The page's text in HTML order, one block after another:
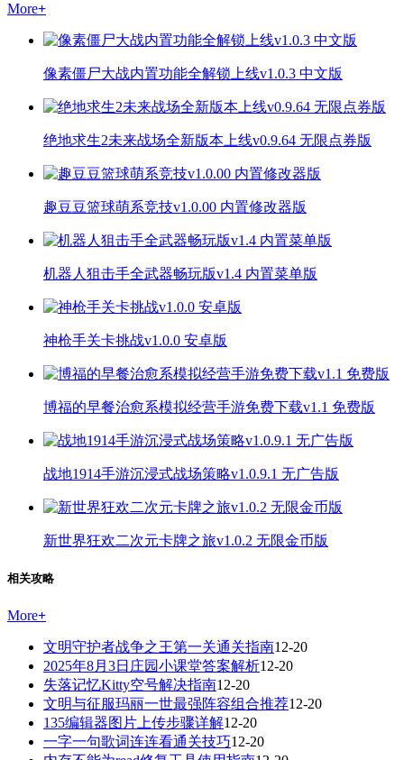
More+
像素僵尸大战内置功能全解锁上线v1.0.3 中文版
绝地求生2未来战场全新版本上线v0.9.64 无限点券版
趣豆豆篮球萌系竞技v1.0.00 内置修改器版
机器人狙击手全武器畅玩版v1.4 内置菜单版
神枪手关卡挑战v1.0.0 安卓版
博福的早餐治愈系模拟经营手游免费下载v1.1 免费版
战地1914手游沉浸式战场策略v1.0.9.1 无广告版
新世界狂欢二次元卡牌之旅v1.0.2 无限金币版
相关攻略
More+
文明守护者战争之王第一关通关指南12-20
2025年8月3日庄园小课堂答案解析12-20
失落记忆Kitty空号解决指南12-20
文明与征服玛丽一世最强阵容组合推荐12-20
135编辑器图片上传步骤详解12-20
一字一句歌词连连看通关技巧12-20